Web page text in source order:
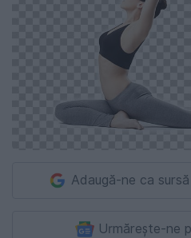
Adaugă-ne ca
Urmărește-ne